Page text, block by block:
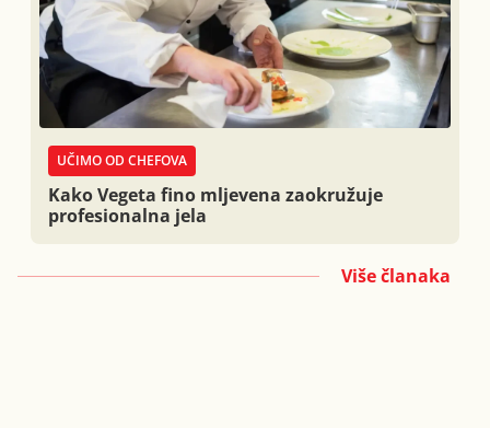
UČIMO OD CHEFOVA
Kako Vegeta fino mljevena zaokružuje
profesionalna jela
Više članaka